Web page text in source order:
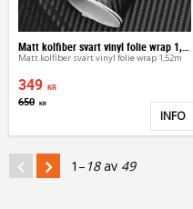
Matt kolfiber svart vinyl folie wrap 1,52m
349 KR
650 KR
INFO
1– 18av 49